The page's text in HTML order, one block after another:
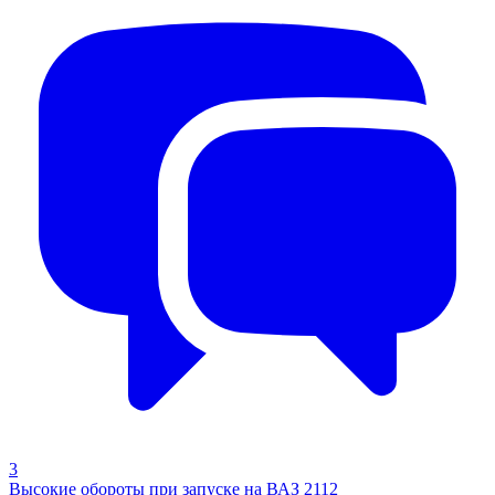
3
Высокие обороты при запуске на ВАЗ 2112